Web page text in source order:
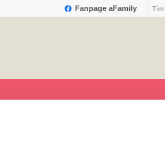
Fanpage aFamily